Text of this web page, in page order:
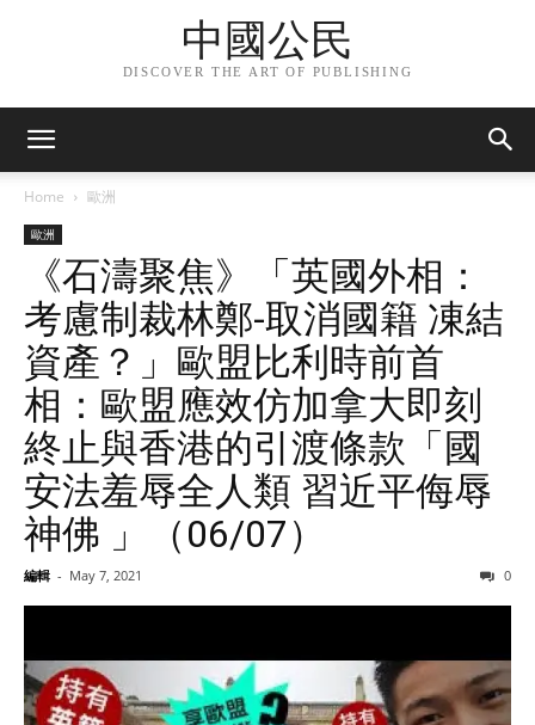
中國公民
DISCOVER THE ART OF PUBLISHING
Home 歐洲
歐洲
《石濤聚焦》「英國外相：
考慮制裁林鄭-取消國籍 凍結
資產？」歐盟比利時前首
相：歐盟應效仿加拿大即刻
終止與香港的引渡條款「國
安法羞辱全人類 習近平侮辱
神佛 」（06/07）
編輯 - May 7, 2021 0